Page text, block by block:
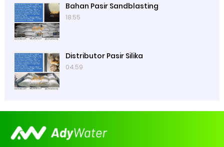
Bahan Pasir Sandblasting
18.55
Distributor Pasir Silika
04.59